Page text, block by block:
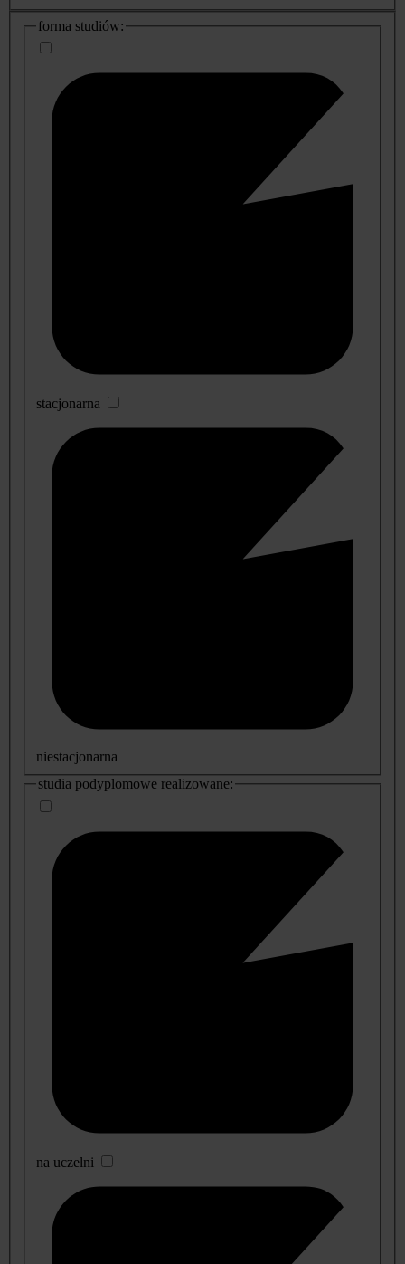
dodatkowe
informacje
forma studiów:
stacjonarna
niestacjonarna
studia podyplomowe realizowane:
na uczelni